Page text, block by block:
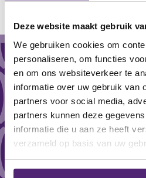
Deze website maakt gebruik
We gebruiken cookies om
personaliseren, om functies
en om ons websiteverkeer te
informatie over uw gebruik van
partners voor social media,
partners kunnen deze
informatie die u aan ze heeft
verzameld op basis van uw